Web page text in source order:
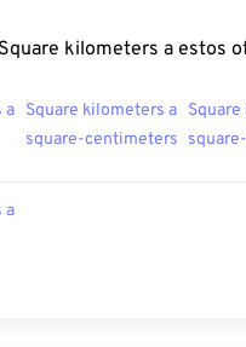
kilometers a estos
a Square kilometers a
square-centimeters
a